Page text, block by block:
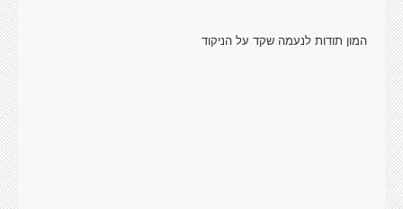
המון תודות לנעמה שקד על הניקוד